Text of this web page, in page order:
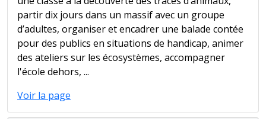
partir dix jours dans un massif avec un groupe
d’adultes, organiser et encadrer une balade contée
pour des publics en situations de handicap, animer
des ateliers sur les écosystèmes, accompagner
l'école dehors, ...
Voir la page